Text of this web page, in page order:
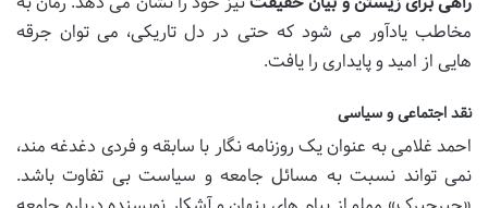
مخاطب یادآور می شود که حتی در دل تاریکی، می توان جرقه
هایی از امید و پایداری را یافت.
نقد اجتماعی و سیاسی
احمد غلامی به عنوان یک روزنامه نگار با سابقه و فردی دغدغه مند،
نمی تواند نسبت به مسائل جامعه و سیاست بی تفاوت باشد.